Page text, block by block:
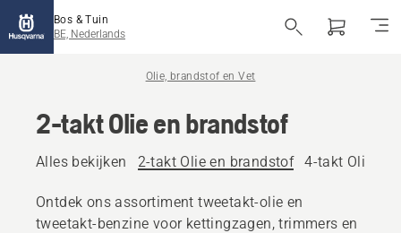
Bos & Tuin
BE, Nederlands
Olie, brandstof en Vet
2-takt Olie en brandstof
Alles bekijken 2-takt Olie en brandstof 4-takt Olie en
Ontdek ons assortiment tweetakt-olie en
tweetakt-benzine voor kettingzagen, trimmers en